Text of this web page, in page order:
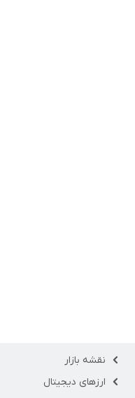
نقشه بازار
ارزهای دیجیتال